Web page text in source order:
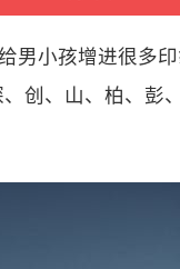
男小孩增进很多
创、山、柏、彭